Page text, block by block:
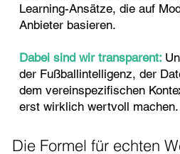
Learning-Ansätze, die auf
Anbieter basieren.
Dabei sind wir transparent:
der Fußballintelligenz, der
dem vereinspezifischen
erst wirklich wertvoll machen.
Die Formel für echten